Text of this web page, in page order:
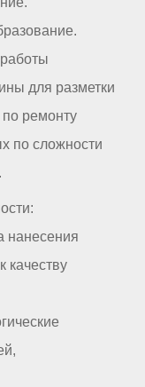
для разметки
ремонту
по сложности
нанесения
качеству